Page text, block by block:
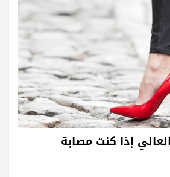
إذا كنت مصابة